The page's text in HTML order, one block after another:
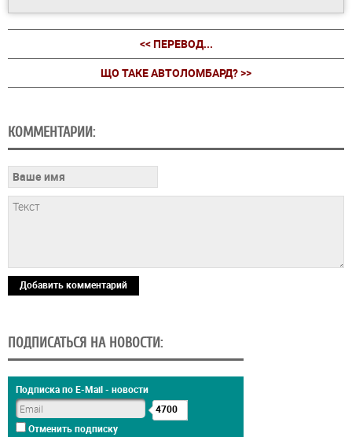
<< ПЕРЕВОД...
ЩО ТАКЕ АВТОЛОМБАРД? >>
КОММЕНТАРИИ:
Добавить комментарий
ПОДПИСАТЬСЯ НА НОВОСТИ:
Подписка по E-Mail - новости
4700
Отменить подписку